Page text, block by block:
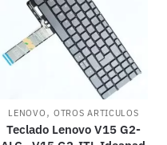
LENOVO , OTROS ARTICULOS
Teclado Lenovo V15 G2-